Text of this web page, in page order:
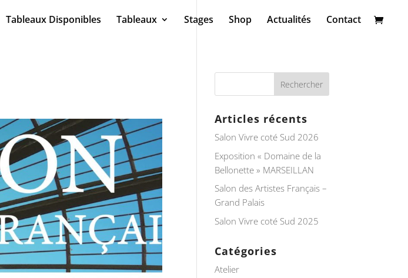
Tableaux Disponibles Tableaux Stages Shop Actualités Contact
Articles récents
Salon Vivre coté Sud 2026
Exposition « Domaine de la
Bellonette » MARSEILLAN
Salon des Artistes Français –
Grand Palais
Salon Vivre coté Sud 2025
Catégories
Atelier